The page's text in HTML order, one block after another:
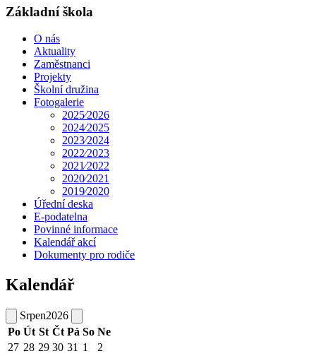
Základní škola
O nás
Aktuality
Zaměstnanci
Projekty
Školní družina
Fotogalerie
2025⁄2026
2024⁄2025
2023⁄2024
2022⁄2023
2021⁄2022
2020⁄2021
2019⁄2020
Úřední deska
E-podatelna
Povinné informace
Kalendář akcí
Dokumenty pro rodiče
Kalendář
Srpen2026
Po Út St Čt Pá So Ne
27 28 29 30 31 1
2